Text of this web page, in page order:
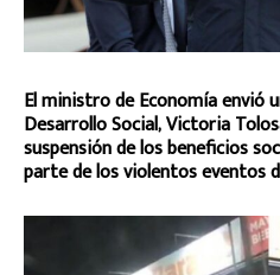
El ministro de Economía envió
Desarrollo Social, Victoria
suspensión de los beneficios
parte de los violentos eventos